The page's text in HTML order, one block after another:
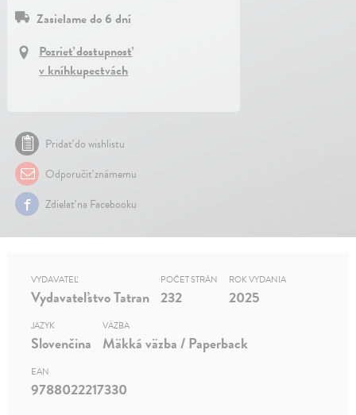
Zasielame do 6 dní
Pozrieť dostupnosť
v kníhkupectvách
Pridať do wishlistu
Odporučiť známemu
Zdielať na Facebooku
VYDAVATEĽ
Vydavateľstvo Tatran
POČET STRÁN
232
ROK VYDANIA
2025
JAZYK
Slovenčina
VÄZBA
Mäkká väzba / Paperback
EAN
9788022217330